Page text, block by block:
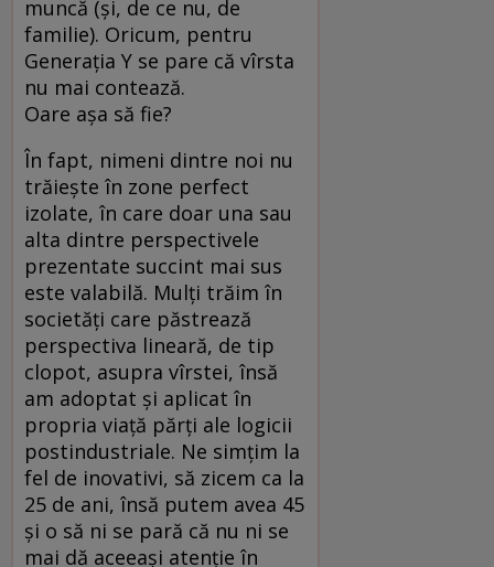
muncă (şi, de ce nu, de
familie). Oricum, pentru
Generaţia Y se pare că vîrsta
nu mai contează.
Oare aşa să fie?
În fapt, nimeni dintre noi nu
trăieşte în zone perfect
izolate, în care doar una sau
alta dintre perspectivele
prezentate succint mai sus
este valabilă. Mulţi trăim în
societăţi care păstrează
perspectiva lineară, de tip
clopot, asupra vîrstei, însă
am adoptat şi aplicat în
propria viaţă părţi ale logicii
postindustriale. Ne simţim la
fel de inovativi, să zicem ca la
25 de ani, însă putem avea 45
şi o să ni se pară că nu ni se
mai dă aceeaşi atenţie în